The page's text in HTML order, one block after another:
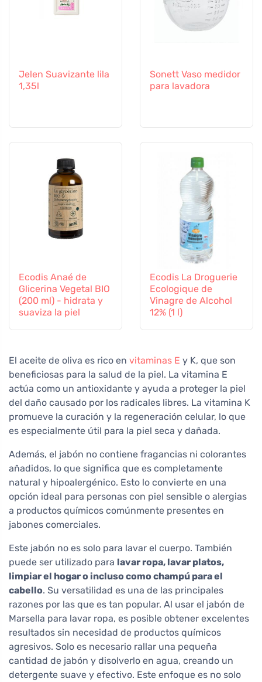
Jelen Suavizante lila
1,35l
Sonett Vaso medidor
para lavadora
Ecodis Anaé de
Glicerina Vegetal BIO
(200 ml) - hidrata y
suaviza la piel
Ecodis La Droguerie
Ecologique de
Vinagre de Alcohol
12% (1 l)
El aceite de oliva es rico en vitaminas E y K, que son
beneficiosas para la salud de la piel. La vitamina E
actúa como un antioxidante y ayuda a proteger la piel
del daño causado por los radicales libres. La vitamina K
promueve la curación y la regeneración celular, lo que
es especialmente útil para la piel seca y dañada.
Además, el jabón no contiene fragancias ni colorantes
añadidos, lo que significa que es completamente
natural y hipoalergénico. Esto lo convierte en una
opción ideal para personas con piel sensible o alergias
a productos químicos comúnmente presentes en
jabones comerciales.
Este jabón no es solo para lavar el cuerpo. También
puede ser utilizado para lavar ropa, lavar platos,
limpiar el hogar o incluso como champú para el
cabello. Su versatilidad es una de las principales
razones por las que es tan popular. Al usar el jabón de
Marsella para lavar ropa, es posible obtener excelentes
resultados sin necesidad de productos químicos
agresivos. Solo es necesario rallar una pequeña
cantidad de jabón y disolverlo en agua, creando un
detergente suave y efectivo. Este enfoque es no solo